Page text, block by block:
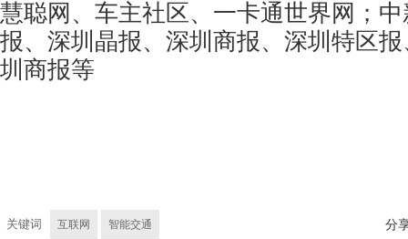
慧聪网、车主社区、 一卡通世界网；
报、深圳晶报、深圳商报、深圳特区
圳商报等
关键词 互联网 智能交通 分